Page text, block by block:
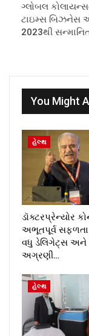
ગ્લોબલ
ટાઇમ્સ બિઝનેસ
2023થી
You Might
હેલ્થ
ડૉક્ટરપ્રેન્યોર
અભૂતપૂર્વ સફળતા
વધુ ડેલિગેટ્સ અને
અગ્રણી…
હેલ્થ